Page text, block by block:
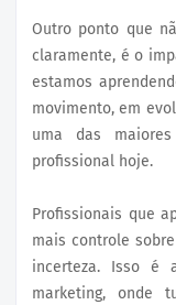
Outro ponto que
claramente, é o
estamos
movimento, em
uma das
profissional hoje.
Profissionais que
mais controle
incerteza. Isso é
marketing, onde